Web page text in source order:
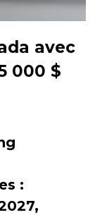
avec
000 $
: